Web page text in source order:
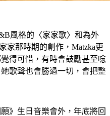
風格的〈家家歌〉和為外
家那時期的創作，Matzka更
得可惜，有時會鼓勵甚至唸
歌聲也會勝過一切，會把整
》生日音樂會外，年底將回